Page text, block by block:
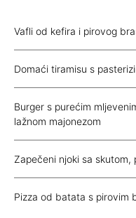
Vafli od kefira i pirovog
Domaći tiramisu s
Burger s purećim
lažnom majonezom
Zapečeni njoki sa skutom,
Pizza od batata s pirovim